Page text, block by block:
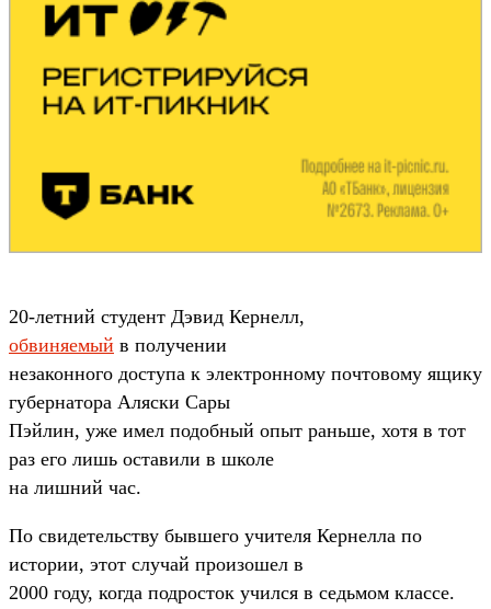
20-летний студент Дэвид Кернелл,
обвиняемый в получении
незаконного доступа к электронному почтовому ящику
губернатора Аляски Сары
Пэйлин, уже имел подобный опыт раньше, хотя в тот
раз его лишь оставили в школе
на лишний час.
По свидетельству бывшего учителя Кернелла по
истории, этот случай произошел в
2000 году, когда подросток учился в седьмом классе.